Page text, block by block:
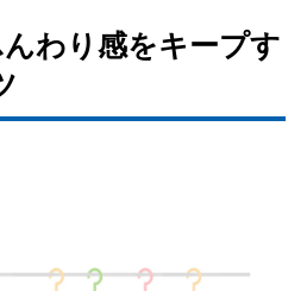
わり感をキープす